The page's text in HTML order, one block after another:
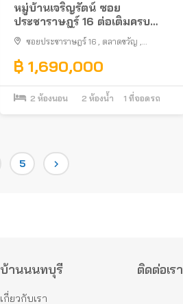
หมู่บ้านเจริญรัตน์ ซอย
ประชาราษฎร์ 16 ต่อเติมครบ
ทำเลดี ใกล้บิ๊กซี ติวานนท์
ซอยประชาราษฎร์ 16 , ตลาดขวัญ ,
฿ 1,690,000
2 ห้องนอน 2 ห้องน้ำ 1 ที่จอดรถ
Page
5
บ้านนนทบุรี
เกี่ยวกับเรา
ติดต่อเรา